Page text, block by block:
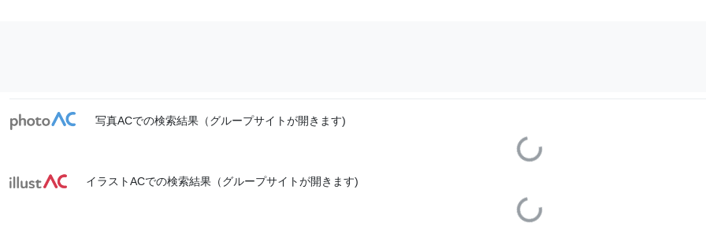
写真ACでの検索結果（グループサイトが開きます) Loading...
イラストACでの検索結果（グループサイトが開きます) Loading...